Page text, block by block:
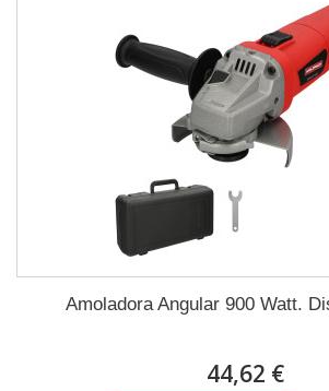
Amoladora Angular 900 Watt.
44,62 €